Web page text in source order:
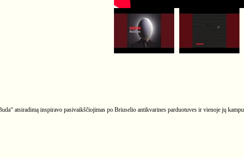
atsiradimą inspiravo pasivaikščiojimas po Briuselio antikvarines parduotuves ir vienoje jų